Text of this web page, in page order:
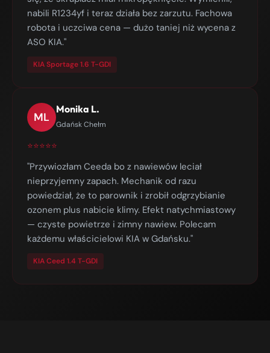
nabili R1234yf i teraz działa bez zarzutu. Fachowa
robota i uczciwa cena — dużo taniej niż wycena z
ASO KIA."
KIA Sportage 1.6 T-GDI
ML
Monika L.
Gdańsk Chełm
⭐⭐⭐⭐⭐
"Przywiozłam Ceeda bo z nawiewów leciał
nieprzyjemny zapach. Mechanik od razu
powiedział, że to parownik i zrobił odgrzybianie
ozonem plus nabicie klimy. Efekt natychmiastowy
— czyste powietrze i zimny nawiew. Polecam
każdemu właścicielowi KIA w Gdańsku."
KIA Ceed 1.4 T-GDI